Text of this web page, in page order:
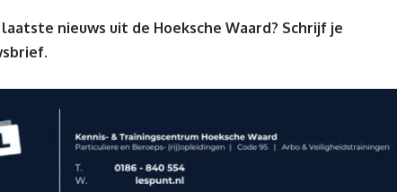
nieuws uit de Hoeksche Waard? Schrijf je